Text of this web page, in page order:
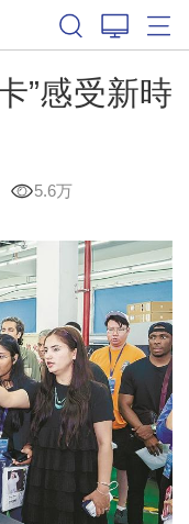
”感受新時
5.6万